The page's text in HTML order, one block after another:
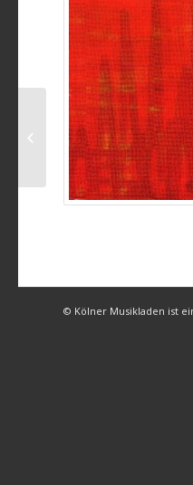
© Kölner Musikladen ist
Schnucki – Mach es gut
(Brings Live Version)